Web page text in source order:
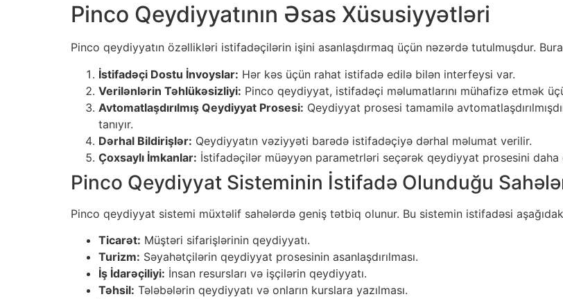
Pinco Qeydiyyatının Əsas Xüsusiyyətləri
Pinco qeydiyyatın özəllikləri istifadəçilərin işini asanlaşdırmaq üçün nəzərdə tutulmuşdur.
İstifadəçi Dostu İnvoyslar: Hər kəs üçün rahat istifadə edilə bilən interfeysi var.
Verilənlərin Təhlükəsizliyi: Pinco qeydiyyat, istifadəçi məlumatlarını mühafizə etmək
Avtomatlaşdırılmış Qeydiyyat Prosesi: Qeydiyyat prosesi tamamilə
tanıyır.
Dərhal Bildirişlər: Qeydiyyatın vəziyyəti barədə istifadəçiyə dərhal məlumat verilir.
Çoxsaylı İmkanlar: İstifadəçilər müəyyən parametrləri seçərək qeydiyyat prosesini
Pinco Qeydiyyat Sisteminin İstifadə Olunduğu
Pinco qeydiyyat sistemi müxtəlif sahələrdə geniş tətbiq olunur. Bu sistemin istifadəsi
Ticarət: Müştəri sifarişlərinin qeydiyyatı.
Turizm: Səyahətçilərin qeydiyyat prosesinin asanlaşdırılması.
İş İdarəçiliyi: İnsan resursları və işçilərin qeydiyyatı.
Təhsil: Tələbələrin qeydiyyatı və onların kurslara yazılması.